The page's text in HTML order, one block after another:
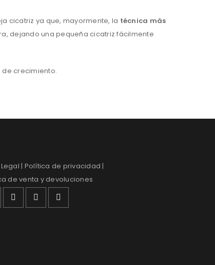
cicatriz ya que, mayormente, la técnica más
dejando una pequeña cicatriz fácilmente
de crecimiento.
| Política de privacidad |
de venta y devoluciones